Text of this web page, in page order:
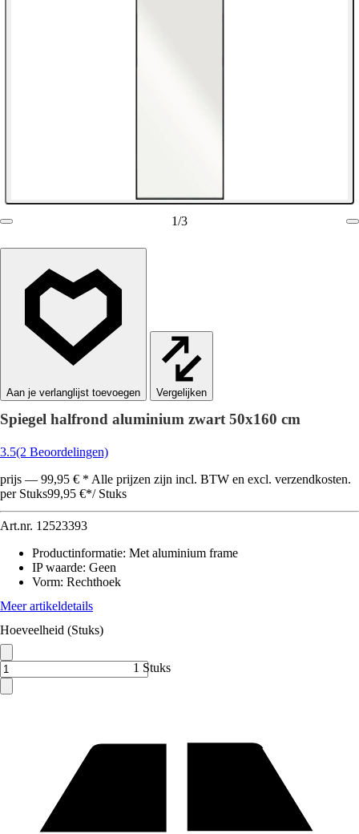
1/3
Vergelijken
Spiegel halfrond aluminium zwart 50x160 cm
3.5(2 Beoordelingen)
prijs — 99,95 € * Alle prijzen zijn incl. BTW en excl. verzendkosten.
per Stuks99,95 €*/ Stuks
Art.nr. 12523393
Productinformatie: Met aluminium frame
IP waarde: Geen
Vorm: Rechthoek
Meer artikeldetails
Hoeveelheid (Stuks)
1 Stuks